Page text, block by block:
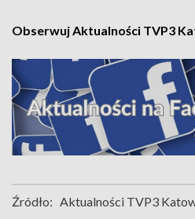
Obserwuj Aktualności TVP3
Źródło: Aktualności TVP3